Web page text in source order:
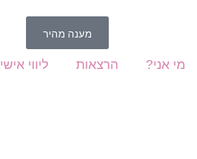
מענה מהיר
מי אני? הרצאות ליווי אישי